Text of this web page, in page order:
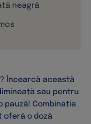
Încearcă această
sau pentru
pauză! Combinația
oferă o doză